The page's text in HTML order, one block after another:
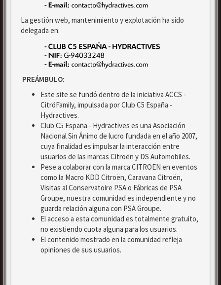
La gestión web, mantenimiento y explotación ha sido
delegada en:
PREÁMBULO:
Este site se fundó dentro de la iniciativa ACCS -
CitröFamily, impulsada por Club C5 España -
Hydractives.
Club C5 España - Hydractives es una Asociación
Nacional Sin Ánimo de lucro fundada en el año 2007,
cuya finalidad es impulsar la interacción entre
usuarios de las marcas Citroën y DS Automobiles.
Pese a colaborar con la marca CITROEN en eventos
como la Macro KDD Citroën, Caravana Citroën,
Visitas al Conservatoire PSA o Fábricas de PSA
Groupe, nuestra comunidad es independiente y no
guarda relación alguna con PSA Groupe.
El acceso a esta comunidad es totalmente gratuito,
no existiendo cuota alguna para los usuarios.
El contenido mostrado en la comunidad refleja
opiniones de sus usuarios.